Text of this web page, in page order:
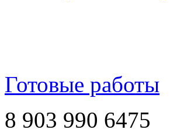
Готовые работы
8 903 990 6475